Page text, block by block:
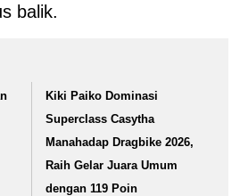
balik.
Kiki Paiko Dominasi
Superclass Casytha
Manahadap Dragbike 2026,
Raih Gelar Juara Umum
dengan 119 Poin